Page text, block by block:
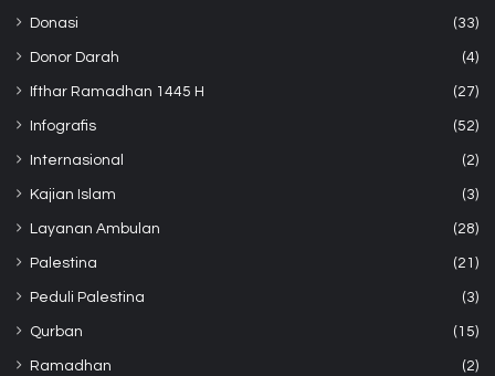
Donasi (33)
Donor Darah (4)
Ifthar Ramadhan 1445 H (27)
Infografis (52)
Internasional (2)
Kajian Islam (3)
Layanan Ambulan (28)
Palestina (21)
Peduli Palestina (3)
Qurban (15)
Ramadhan (2)